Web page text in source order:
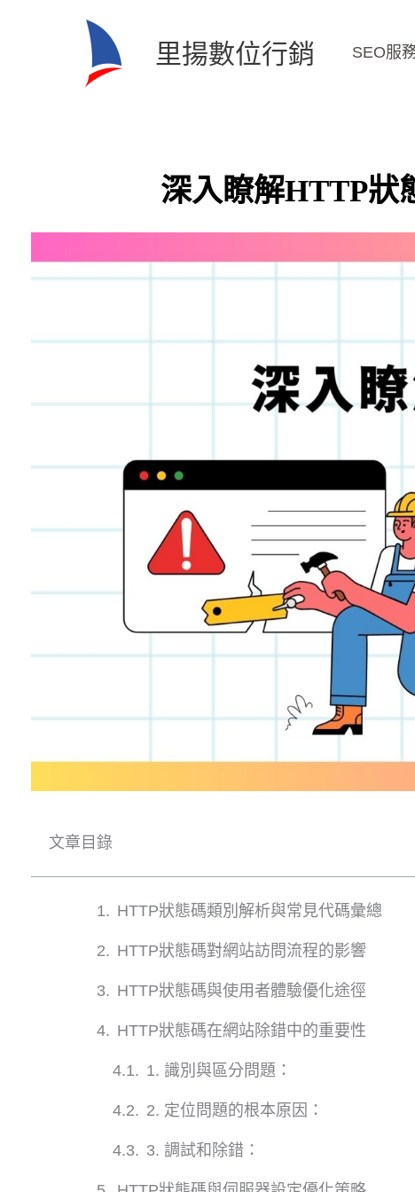
里揚數位行銷 SEO服
深入瞭解HTTP狀
文章目錄
HTTP狀態碼類別解析與常見代碼彙總
HTTP狀態碼對網站訪問流程的影響
HTTP狀態碼與使用者體驗優化途徑
HTTP狀態碼在網站除錯中的重要性
1. 識別與區分問題：
2. 定位問題的根本原因：
3. 調試和除錯：